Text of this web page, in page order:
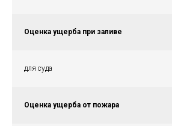
Оценка ущерба при заливе
для суда
Оценка ущерба от пожара